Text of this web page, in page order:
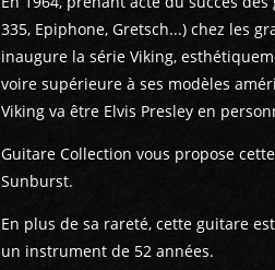
335, Epiphone, Gretsch...) chez les
inaugure la série Viking,
voire supérieure à ses modèles
Viking va être Elvis Presley en
Guitare Collection vous propose
Sunburst.
En plus de sa rareté, cette guitare
un instrument de 52 années.